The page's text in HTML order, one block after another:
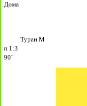
Дома
Туран М
п 1:3
90`